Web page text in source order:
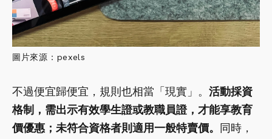
圖片來源：pexels
不過便宜歸便宜，規則也相當「現實」。 活動採資
格制，需出示有效學生證或教職員證，才能享教育
價優惠；未符合資格者則適用一般特賣價。
同時，